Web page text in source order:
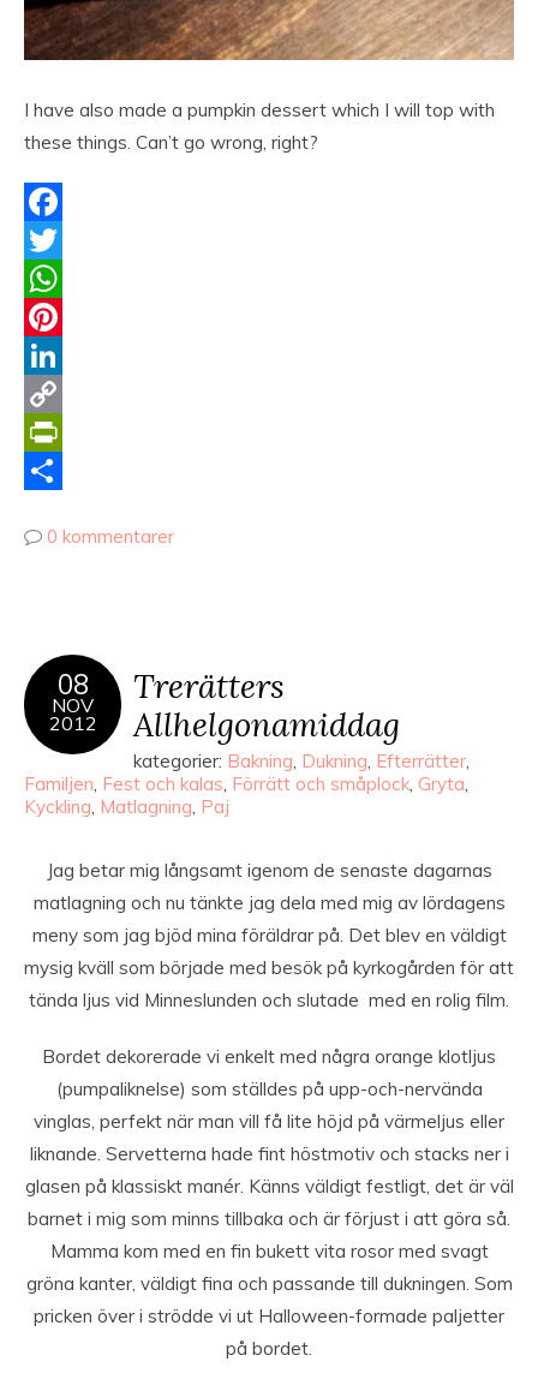
I have also made a pumpkin dessert which I will top with
these things. Can’t go wrong, right?
Facebook
Twitter
WhatsApp
Pinterest
LinkedIn
Copy
Link
PrintFriendly
0 kommentarer
08
NOV
2012
Trerätters
Allhelgonamiddag
kategorier: Bakning, Dukning, Efterrätter,
Familjen, Fest och kalas, Förrätt och småplock, Gryta,
Kyckling, Matlagning, Paj
Jag betar mig långsamt igenom de senaste dagarnas
matlagning och nu tänkte jag dela med mig av lördagens
meny som jag bjöd mina föräldrar på. Det blev en väldigt
mysig kväll som började med besök på kyrkogården för att
tända ljus vid Minneslunden och slutade med en rolig film.
Bordet dekorerade vi enkelt med några orange klotljus
(pumpaliknelse) som ställdes på upp-och-nervända
vinglas, perfekt när man vill få lite höjd på värmeljus eller
liknande. Servetterna hade fint höstmotiv och stacks ner i
glasen på klassiskt manér. Känns väldigt festligt, det är väl
barnet i mig som minns tillbaka och är förjust i att göra så.
Mamma kom med en fin bukett vita rosor med svagt
gröna kanter, väldigt fina och passande till dukningen. Som
pricken över i strödde vi ut Halloween-formade paljetter
på bordet.